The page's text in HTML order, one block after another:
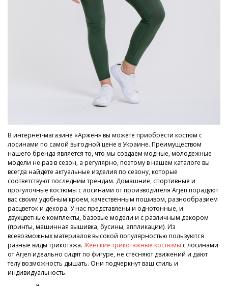
В интернет-магазине «Аржен» вы можете приобрести костюм с
лосинами по самой выгодной цене в Украине. Преимуществом
нашего бренда является то, что мы создаем модные, молодежные
модели не раз в сезон, а регулярно, поэтому в нашем каталоге вы
всегда найдете актуальные изделия по сезону, которые
соответствуют последним трендам. Домашние, спортивные и
прогулочные костюмы с лосинами от производителя Arjen порадуют
вас своим удобным кроем, качественным пошивом, разнообразием
расцветок и декора. У нас представлены и однотонные, и
двухцветные комплекты, базовые модели и с различным декором
(принты, машинная вышивка, бусины, аппликации). Из
всевозможных материалов высокой популярностью пользуются
разные виды трикотажа. Женские трикотажные костюмы с лосинами
от Arjen идеально сидят по фигуре, не стесняют движений и дают
телу возможность дышать. Они подчеркнут ваш стиль и
индивидуальность.